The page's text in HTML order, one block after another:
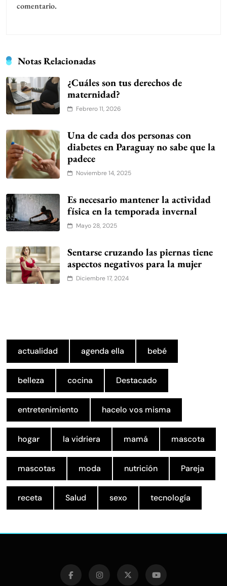
comentario.
Notas Relacionadas
¿Cuáles son tus derechos de
maternidad?
Febrero 11, 2026
Una de cada dos personas con
diabetes en Paraguay no sabe que la
padece
Noviembre 14, 2025
Es necesario mantener la actividad
física en la temporada invernal
Mayo 28, 2025
Sentarse cruzando las piernas tiene
aspectos negativos para la mujer
Diciembre 17, 2024
actualidad agenda ella bebé
belleza cocina Destacado
entretenimiento hacelo vos misma
hogar la vidriera mamá mascota
mascotas moda nutrición Pareja
receta Salud sexo tecnología